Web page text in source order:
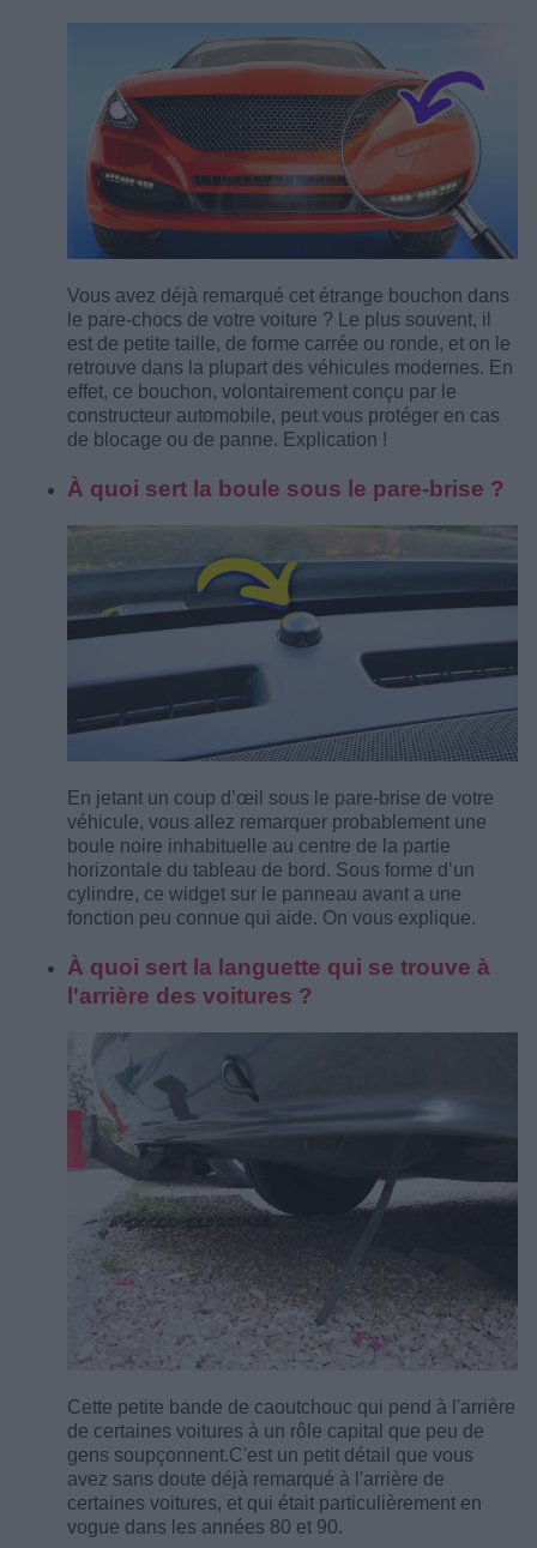
Vous avez déjà remarqué cet étrange bouchon dans
le pare-chocs de votre voiture ? Le plus souvent, il
est de petite taille, de forme carrée ou ronde, et on le
retrouve dans la plupart des véhicules modernes. En
effet, ce bouchon, volontairement conçu par le
constructeur automobile, peut vous protéger en cas
de blocage ou de panne. Explication !
À quoi sert la boule sous le pare-brise ?
En jetant un coup d’œil sous le pare-brise de votre
véhicule, vous allez remarquer probablement une
boule noire inhabituelle au centre de la partie
horizontale du tableau de bord. Sous forme d’un
cylindre, ce widget sur le panneau avant a une
fonction peu connue qui aide. On vous explique.
À quoi sert la languette qui se trouve à
l'arrière des voitures ?
Cette petite bande de caoutchouc qui pend à l'arrière
de certaines voitures à un rôle capital que peu de
gens soupçonnent.C'est un petit détail que vous
avez sans doute déjà remarqué à l'arrière de
certaines voitures, et qui était particulièrement en
vogue dans les années 80 et 90.